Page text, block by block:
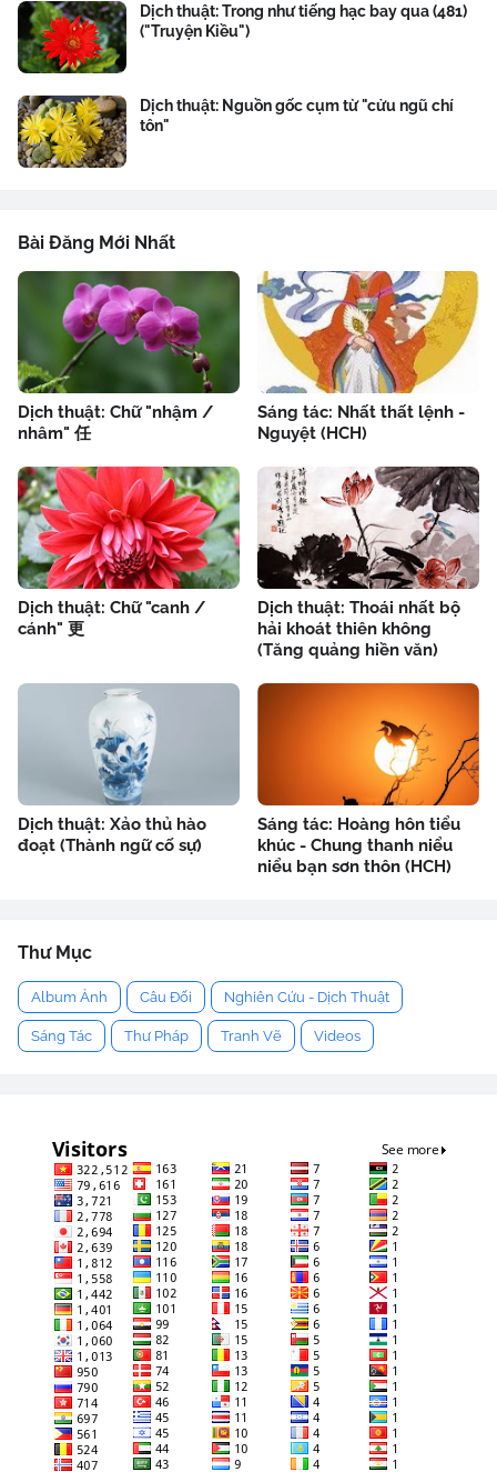
Dịch thuật: Trong như tiếng hạc bay qua (481)
("Truyện Kiều")
Dịch thuật: Nguồn gốc cụm từ "cửu ngũ chí
tôn"
Bài Đăng Mới Nhất
Dịch thuật: Chữ "nhậm /
nhâm" 任
Sáng tác: Nhất thất lệnh -
Nguyệt (HCH)
Dịch thuật: Chữ "canh /
cánh" 更
Dịch thuật: Thoái nhất bộ
hải khoát thiên không
(Tăng quảng hiền văn)
Dịch thuật: Xảo thủ hào
đoạt (Thành ngữ cố sự)
Sáng tác: Hoàng hôn tiểu
khúc - Chung thanh niểu
niểu bạn sơn thôn (HCH)
Thư Mục
Album Ảnh Câu Đối Nghiên Cứu - Dịch Thuật
Sáng Tác Thư Pháp Tranh Vẽ Videos